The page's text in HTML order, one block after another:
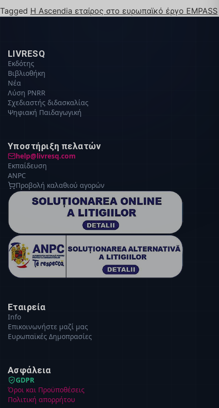
Tagged Η Ascendia εταίρος στο ευρωπαϊκό έργο EMPASS
LIVRESQ
Εκδότης
Βιβλιοθήκη
Νέα
Λύση PNRR
Σχεδιαστής διδασκαλίας
Ψηφιακή Παιδαγωγική
Υποστήριξη πελατών
help@livresq.com
Εκπαίδευση
ANPC
Προβολή καλαθιού αγορών
Εταιρεία
Info
Επικοινωνήστε μαζί μας
Ευρωπαϊκές Δημοπρασίες
Ασφάλεια
GDPR
Όροι και Προϋποθέσεις
Πολιτική απορρήτου